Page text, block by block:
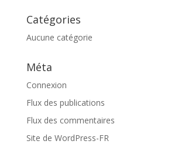
Catégories
Aucune catégorie
Méta
Connexion
Flux des publications
Flux des commentaires
Site de WordPress-FR